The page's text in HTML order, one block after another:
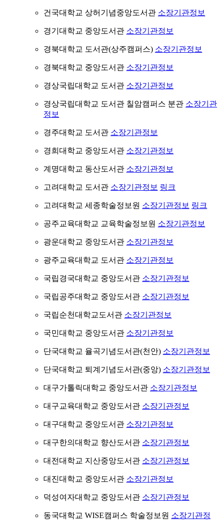
건국대학교 상허기념중앙도서관 소장기관정보
경기대학교 중앙도서관 소장기관정보
경북대학교 도서관(상주캠퍼스) 소장기관정보
경북대학교 중앙도서관 소장기관정보
경상국립대학교 도서관 소장기관정보
경상국립대학교 도서관 칠암캠퍼스 분관 소장기관
정보
경주대학교 도서관 소장기관정보
경희대학교 중앙도서관 소장기관정보
계명대학교 동산도서관 소장기관정보
고려대학교 도서관 소장기관정보 링크
고려대학교 세종학술정보원 소장기관정보 링크
공주교육대학교 교육학술정보원 소장기관정보
광운대학교 중앙도서관 소장기관정보
광주교육대학교 도서관 소장기관정보
국립경국대학교 중앙도서관 소장기관정보
국립공주대학교 중앙도서관 소장기관정보
국립순천대학교도서관 소장기관정보
국민대학교 중앙도서관 소장기관정보
단국대학교 율곡기념도서관(천안) 소장기관정보
단국대학교 퇴계기념도서관(중앙) 소장기관정보
대구가톨릭대학교 중앙도서관 소장기관정보
대구교육대학교 중앙도서관 소장기관정보
대구대학교 중앙도서관 소장기관정보
대구한의대학교 향산도서관 소장기관정보
대전대학교 지산중앙도서관 소장기관정보
대진대학교 중앙도서관 소장기관정보
덕성여자대학교 중앙도서관 소장기관정보
동국대학교 WISE캠퍼스 학술정보원 소장기관정